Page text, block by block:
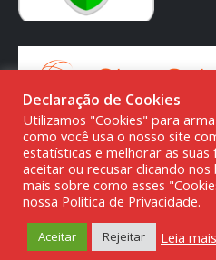
© DMG PARTS COMÉRCIO DE
Declaração de Cookies
Utilizamos "Cookies" para
como você usa o nosso site
estatísticas e melhorar as suas
aceitar ou recusar clicando
mais sobre como esses
nossa Política de Privacidade.
Aceitar Rejeitar Leia mais